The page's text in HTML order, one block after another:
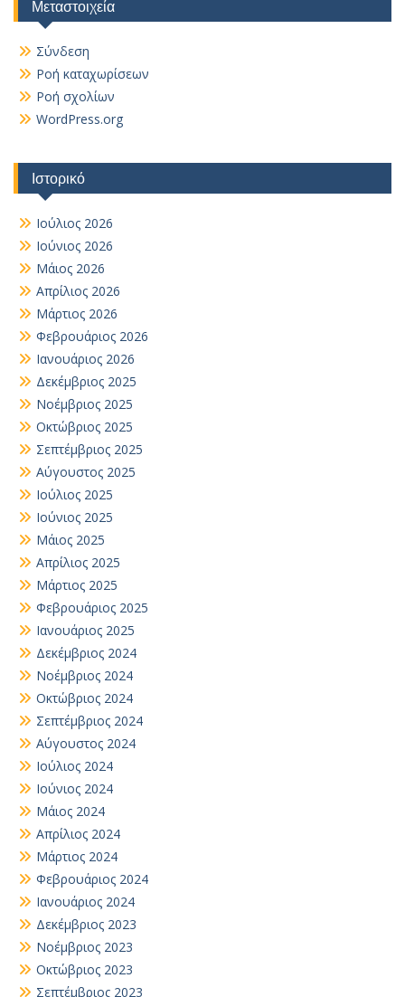
Μεταστοιχεία
Σύνδεση
Ροή καταχωρίσεων
Ροή σχολίων
WordPress.org
Ιστορικό
Ιούλιος 2026
Ιούνιος 2026
Μάιος 2026
Απρίλιος 2026
Μάρτιος 2026
Φεβρουάριος 2026
Ιανουάριος 2026
Δεκέμβριος 2025
Νοέμβριος 2025
Οκτώβριος 2025
Σεπτέμβριος 2025
Αύγουστος 2025
Ιούλιος 2025
Ιούνιος 2025
Μάιος 2025
Απρίλιος 2025
Μάρτιος 2025
Φεβρουάριος 2025
Ιανουάριος 2025
Δεκέμβριος 2024
Νοέμβριος 2024
Οκτώβριος 2024
Σεπτέμβριος 2024
Αύγουστος 2024
Ιούλιος 2024
Ιούνιος 2024
Μάιος 2024
Απρίλιος 2024
Μάρτιος 2024
Φεβρουάριος 2024
Ιανουάριος 2024
Δεκέμβριος 2023
Νοέμβριος 2023
Οκτώβριος 2023
Σεπτέμβριος 2023